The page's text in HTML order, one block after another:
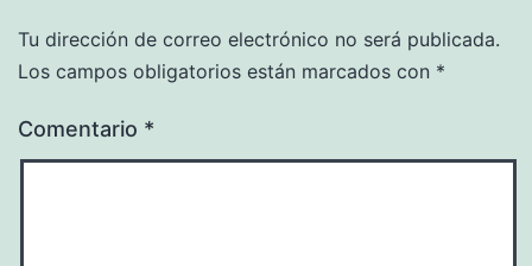
Tu dirección de correo electrónico no será publicada.
Los campos obligatorios están marcados con *
Comentario *